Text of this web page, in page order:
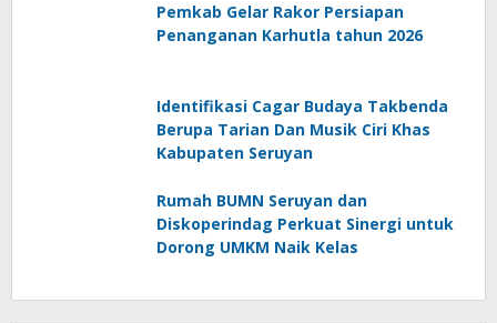
Pemkab Gelar Rakor Persiapan
Penanganan Karhutla tahun 2026
Identifikasi Cagar Budaya Takbenda
Berupa Tarian Dan Musik Ciri Khas
Kabupaten Seruyan
Rumah BUMN Seruyan dan
Diskoperindag Perkuat Sinergi untuk
Dorong UMKM Naik Kelas